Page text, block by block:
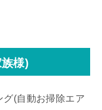
様)
(自動お掃除エア